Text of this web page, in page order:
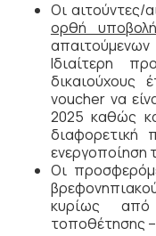
Οι αιτούντες/
ορθή
Ιδιαίτερη
δικαιούχους
voucher να
2025 καθώς
διαφορετική
ενεργοποίηση
Οι
κυρίως από
τοποθέτησης